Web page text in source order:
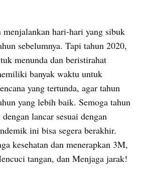
menjalankan hari-hari yang sibuk
sebelumnya. Tapi tahun 2020,
menunda dan beristirahat
banyak waktu untuk
yang tertunda, agar tahun
yang lebih baik. Semoga tahun
lancar sesuai dengan
ini bisa segera berakhir.
kesehatan dan menerapkan 3M,
tangan, dan Menjaga jarak!